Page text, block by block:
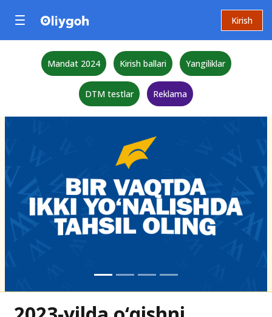
Kirish
Mandat 2024 Kirish ballari Yangiliklar
DTM testlar Reklama